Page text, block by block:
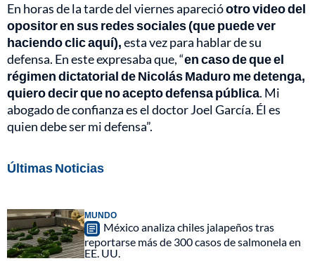
En horas de la tarde del viernes aparecióotro video del
opositor en sus redes sociales (que puede ver
haciendo clic aquí),esta vez para hablar de su
defensa. En este expresaba que, “en caso de que el
régimen dictatorial de Nicolás Maduro me detenga,
quiero decir que no acepto defensa pública. Mi
abogado de confianza es el doctor Joel García. Él es
quien debe ser mi defensa”.
Últimas Noticias
MUNDO
México analiza chiles jalapeños tras
reportarse más de 300 casos de salmonela en
EE. UU.